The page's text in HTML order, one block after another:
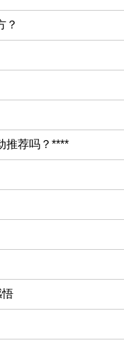
？
推荐吗？****